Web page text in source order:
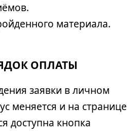
материала.
ОПЛАТЫ
заявки в личном
меняется и на странице
доступна кнопка